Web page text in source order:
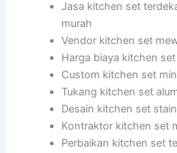
Jasa kitchen set
murah
Vendor kitchen set
Harga biaya kitchen
Custom kitchen set
Tukang kitchen set
Desain kitchen set
Kontraktor kitchen set
Perbaikan kitchen set